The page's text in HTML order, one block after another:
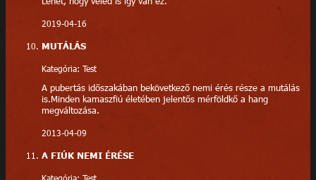
2019-04-16
MUTÁLÁS
Kategória: Test
A pubertás időszakában bekövetkező nemi érés része a mutálás
is.Minden kamaszfiú életében jelentős mérföldkő a hang
megváltozása.
2013-04-09
A FIÚK NEMI ÉRÉSE